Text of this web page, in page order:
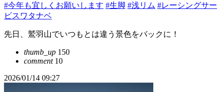
#今年も宜しくお願いします #生脚 #浅リム #レーシングサー
ビスワタナベ
先日、鷲羽山でいつもとは違う景色をバックに！
thumb_up 150
comment10
2026/01/14 09:27